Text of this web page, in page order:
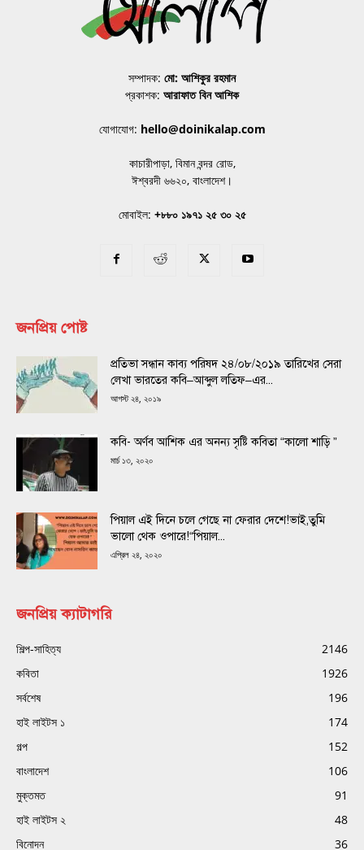
সম্পাদক: মো: আশিকুর রহমান
প্রকাশক: আরাফাত বিন আশিক
যোগাযোগ: hello@doinikalap.com
কাচারীপাড়া, বিমান বন্দর রোড,
ঈশ্বরদী ৬৬২০, বাংলাদেশ।
মোবাইল: +৮৮০ ১৯৭১ ২৫ ৩০ ২৫
জনপ্রিয় পোষ্ট
প্রতিভা সন্ধান কাব্য পরিষদ ২৪/০৮/২০১৯ তারিখের সেরা
লেখা ভারতের কবি–আব্দুল লতিফ–এর...
আগস্ট ২৪, ২০১৯
কবি- অর্ণব আশিক এর অনন্য সৃষ্টি কবিতা “কালো শাড়ি ”
মার্চ ১৩, ২০২০
পিয়াল এই দিনে চলে গেছে না ফেরার দেশে!ভাই,তুমি
ভালো থেক ওপারে!“পিয়াল...
এপ্রিল ২৪, ২০২০
জনপ্রিয় ক্যাটাগরি
শিল্প-সাহিত্য
2146
কবিতা
1926
সর্বশেষ
196
হাই লাইটস ১
174
গল্প
152
বাংলাদেশ
106
মুক্তমত
91
হাই লাইটস ২
48
বিনোদন
36